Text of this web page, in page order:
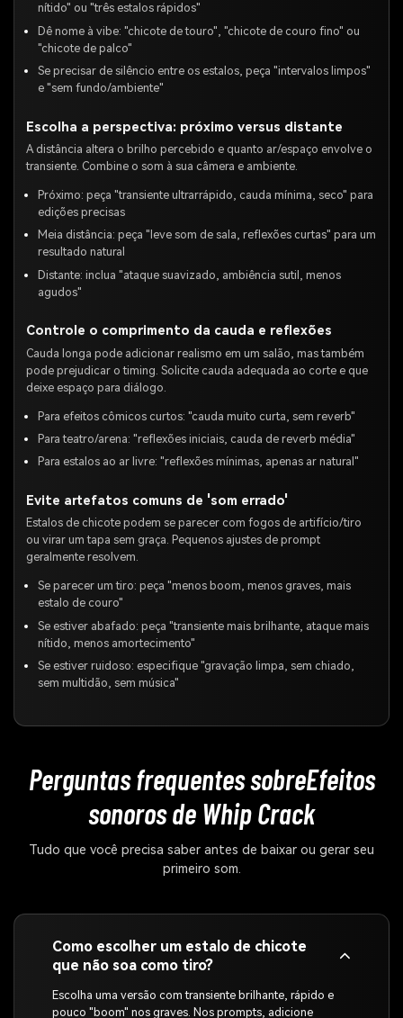
nítido" ou "três estalos rápidos"
Dê nome à vibe: "chicote de touro", "chicote de couro fino" ou
"chicote de palco"
Se precisar de silêncio entre os estalos, peça "intervalos limpos"
e "sem fundo/ambiente"
Escolha a perspectiva: próximo versus distante
A distância altera o brilho percebido e quanto ar/espaço envolve o
transiente. Combine o som à sua câmera e ambiente.
Próximo: peça "transiente ultrarrápido, cauda mínima, seco" para
edições precisas
Meia distância: peça "leve som de sala, reflexões curtas" para um
resultado natural
Distante: inclua "ataque suavizado, ambiência sutil, menos
agudos"
Controle o comprimento da cauda e reflexões
Cauda longa pode adicionar realismo em um salão, mas também
pode prejudicar o timing. Solicite cauda adequada ao corte e que
deixe espaço para diálogo.
Para efeitos cômicos curtos: "cauda muito curta, sem reverb"
Para teatro/arena: "reflexões iniciais, cauda de reverb média"
Para estalos ao ar livre: "reflexões mínimas, apenas ar natural"
Evite artefatos comuns de 'som errado'
Estalos de chicote podem se parecer com fogos de artifício/tiro
ou virar um tapa sem graça. Pequenos ajustes de prompt
geralmente resolvem.
Se parecer um tiro: peça "menos boom, menos graves, mais
estalo de couro"
Se estiver abafado: peça "transiente mais brilhante, ataque mais
nítido, menos amortecimento"
Se estiver ruidoso: especifique "gravação limpa, sem chiado,
sem multidão, sem música"
Perguntas frequentes sobreEfeitos
sonoros de Whip Crack
Tudo que você precisa saber antes de baixar ou gerar seu
primeiro som.
Como escolher um estalo de chicote
que não soa como tiro?
Escolha uma versão com transiente brilhante, rápido e
pouco "boom" nos graves. Nos prompts, adicione